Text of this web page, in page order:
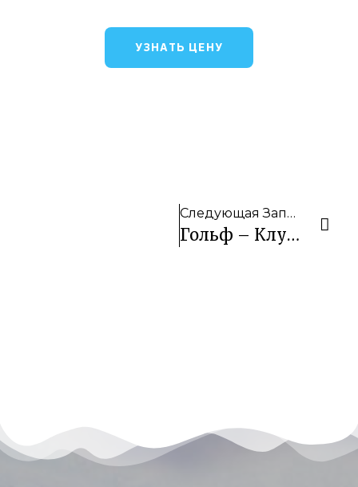
УЗНАТЬ ЦЕНУ
Следующая Запись
Гольф – Клуб Ponderos